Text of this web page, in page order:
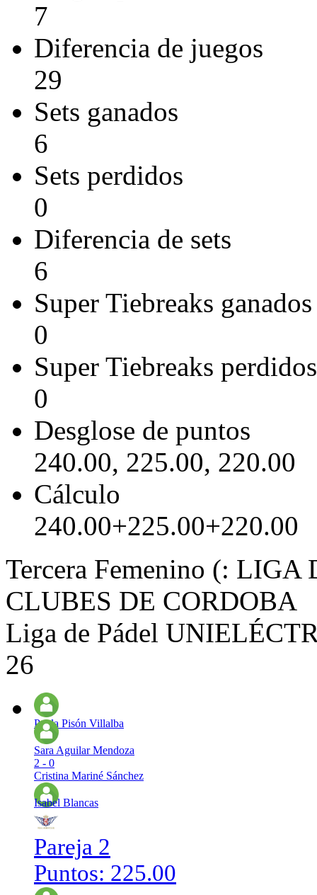
7
Diferencia de juegos
29
Sets ganados
6
Sets perdidos
0
Diferencia de sets
6
Super Tiebreaks ganados
0
Super Tiebreaks perdidos
0
Desglose de puntos
240.00, 225.00, 220.00
Cálculo
240.00+225.00+220.00
Tercera Femenino (:
CLUBES DE CORDOBA
Liga de Pádel
26
Paula Pisón Villalba
Sara Aguilar Mendoza
2 - 0
Cristina Mariné Sánchez
Isabel Blancas
Pareja 2
Puntos: 225.00